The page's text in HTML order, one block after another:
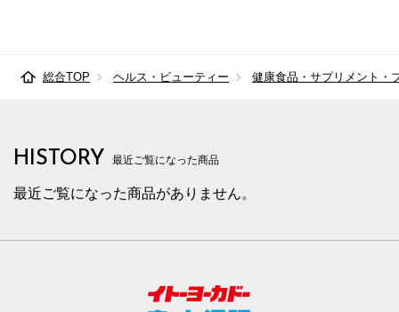
総合TOP ヘルス・ビューティー 健康食品・サプリメント・
HISTORY 最近ご覧になった商品
最近ご覧になった商品がありません。